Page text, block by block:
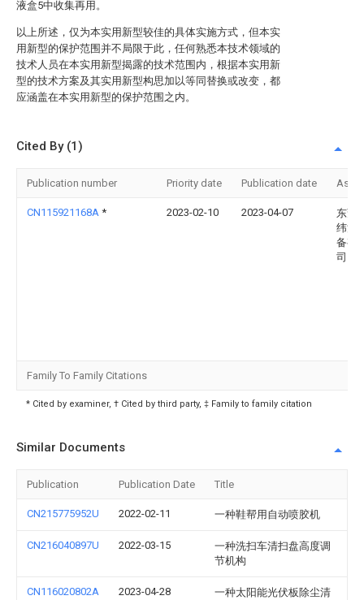
液盒5中收集再用。
以上所述，仅为本实用新型较佳的具体实施方式，但本实
用新型的保护范围并不局限于此，任何熟悉本技术领域的
技术人员在本实用新型揭露的技术范围内，根据本实用新
型的技术方案及其实用新型构思加以等同替换或改变，都
应涵盖在本实用新型的保护范围之内。
Cited By (1)
Publication number Priority date Publication date
CN115921168A * 2023-02-10 2023-04-07
东莞
纬涂
备有
司
Family To Family Citations
* Cited by examiner, † Cited by third party, ‡ Family to family citation
Similar Documents
Publication Publication Date Title
CN215775952U 2022-02-11 一种鞋帮用自动喷胶机
CN216040897U 2022-03-15
一种洗扫车清扫盘高度调
节机构
CN116020802A 2023-04-28
一种太阳能光伏板除尘清